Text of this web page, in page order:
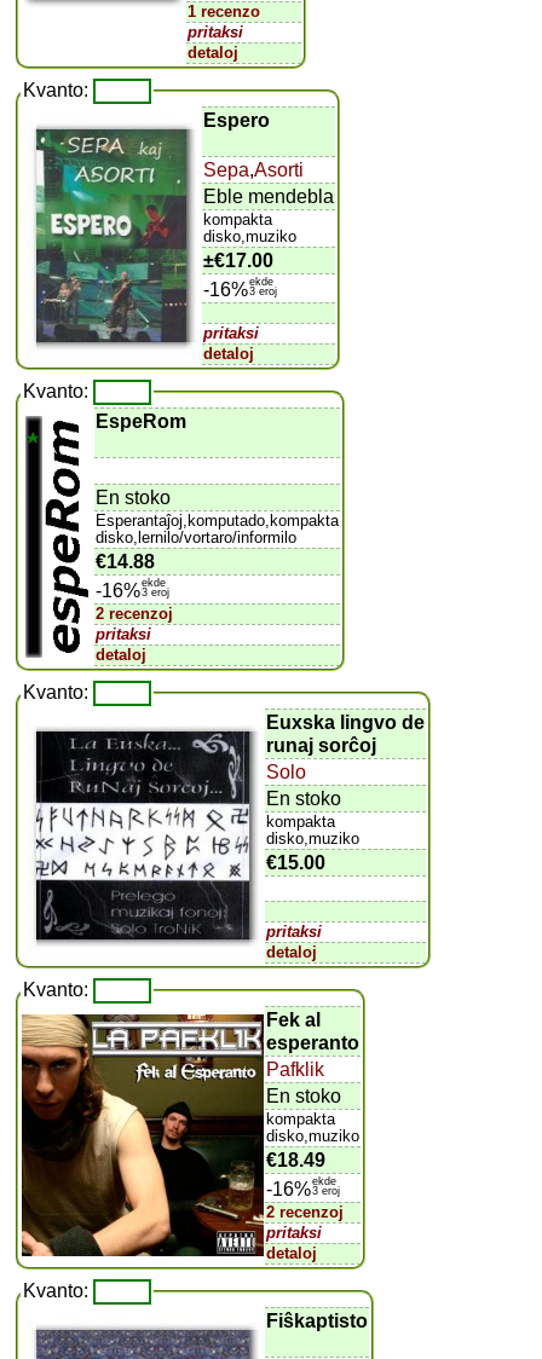
1 recenzo
pritaksi
detaloj
Kvanto:
Espero
Sepa,Asorti
Eble mendebla
kompakta
disko,muziko
±€17.00
-16%ekde
3 eroj
pritaksi
detaloj
Kvanto:
EspeRom
En stoko
Esperantaĵoj,komputado,kompakta
disko,lernilo/vortaro/informilo
€14.88
-16%ekde
3 eroj
2 recenzoj
pritaksi
detaloj
Kvanto:
Euxska lingvo de
runaj sorĉoj
Solo
En stoko
kompakta
disko,muziko
€15.00
pritaksi
detaloj
Kvanto:
Fek al
esperanto
Pafklik
En stoko
kompakta
disko,muziko
€18.49
-16%ekde
3 eroj
2 recenzoj
pritaksi
detaloj
Kvanto:
Fiŝkaptisto